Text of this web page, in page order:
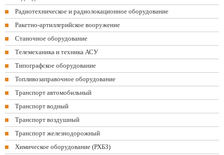
Радиотехническое и радиолокационное оборудование
Ракетно-артиллерийское вооружение
Станочное оборудование
Телемеханика и техника АСУ
Типографское оборудование
Топливозаправочное оборудование
Транспорт автомобильный
Транспорт водный
Транспорт воздушный
Транспорт железнодорожный
Химическое оборудование (РХБЗ)